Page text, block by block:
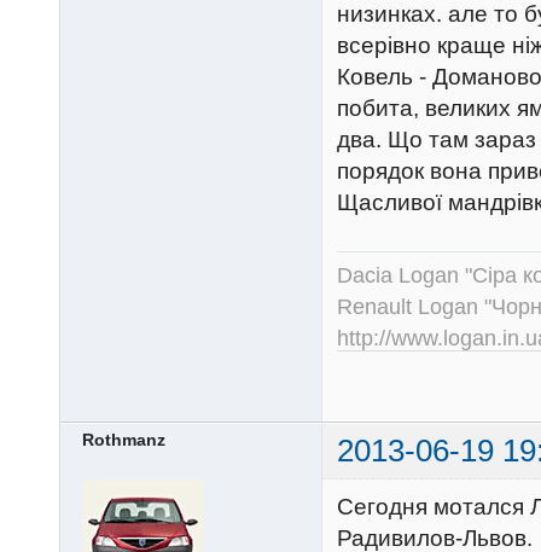
низинках. але то
всерівно краще
Ковель - Доманово
побита, великих
два. Що там
порядок вона
Щасливої
Dacia Logan "Сіра
Renault Logan
http://
Rothmanz 2013-06-19
Сегодня мотался
Радивилов-Львов.